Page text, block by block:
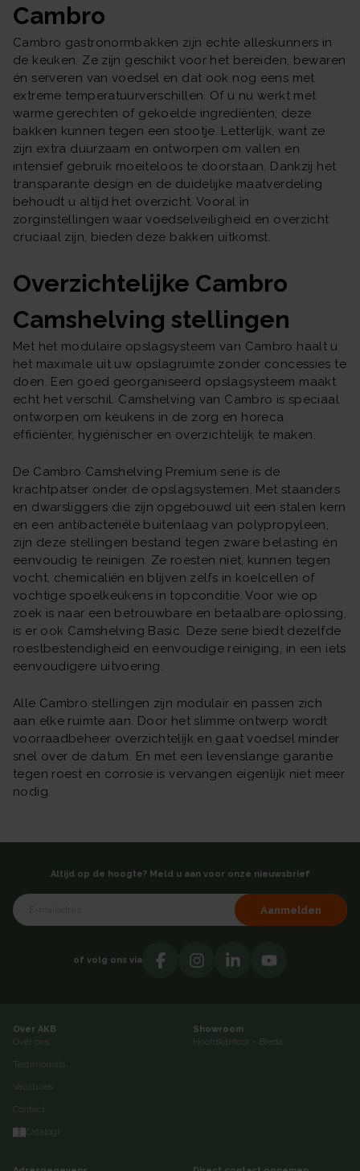
Cambro
Cambro gastronormbakken zijn echte alleskunners in
de keuken. Ze zijn geschikt voor het bereiden, bewaren
én serveren van voedsel en dat ook nog eens met
extreme temperatuurverschillen. Of u nu werkt met
warme gerechten of gekoelde ingrediënten; deze
bakken kunnen tegen een stootje. Letterlijk, want ze
zijn extra duurzaam en ontworpen om vallen en
intensief gebruik moeiteloos te doorstaan. Dankzij het
transparante design en de duidelijke maatverdeling
behoudt u altijd het overzicht. Vooral in
zorginstellingen waar voedselveiligheid en overzicht
cruciaal zijn, bieden deze bakken uitkomst.
Overzichtelijke Cambro
Camshelving stellingen
Met het modulaire opslagsysteem van Cambro haalt u
het maximale uit uw opslagruimte zonder concessies te
doen. Een goed georganiseerd opslagsysteem maakt
echt het verschil. Camshelving van Cambro is speciaal
ontworpen om keukens in de zorg en horeca
efficiënter, hygiënischer en overzichtelijk te maken.
De Cambro Camshelving Premium serie is de
krachtpatser onder de opslagsystemen. Met staanders
en dwarsliggers die zijn opgebouwd uit een stalen kern
en een antibacteriële buitenlaag van polypropyleen,
zijn deze stellingen bestand tegen zware belasting én
eenvoudig te reinigen. Ze roesten niet, kunnen tegen
vocht, chemicaliën en blijven zelfs in koelcellen of
vochtige spoelkeukens in topconditie. Voor wie op
zoek is naar een betrouwbare en betaalbare oplossing,
is er ook Camshelving Basic. Deze serie biedt dezelfde
roestbestendigheid en eenvoudige reiniging, in een iets
eenvoudigere uitvoering.
Alle Cambro stellingen zijn modulair en passen zich
aan elke ruimte aan. Door het slimme ontwerp wordt
voorraadbeheer overzichtelijk en gaat voedsel minder
snel over de datum. En met een levenslange garantie
tegen roest en corrosie is vervangen eigenlijk niet meer
nodig.
Altijd op de hoogte? Meld u aan voor onze nieuwsbrief
Aanmelden
of volg ons via
Over AKB
Over ons
Testimonials
Vacatures
Contact
Catalogi
Showroom
Hoofdkantoor - Breda